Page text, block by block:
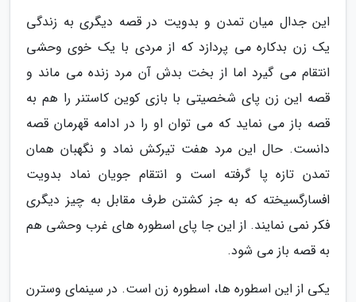
این جدال میان تمدن و بدویت در قصه دیگری به زندگی
یک زن بدکاره می پردازد که از مردی با یک خوی وحشی
انتقام می گیرد اما از بخت بدش آن مرد زنده می ماند و
قصه این زن پای شخصیتی با بازی کوین کاستنر را هم به
قصه باز می نماید که می توان او را در ادامه قهرمان قصه
دانست. حال این مرد هفت تیرکش نماد و نگهبان همان
تمدن تازه پا گرفته است و انتقام جویان نماد بدویت
افسارگسیخته که به جز کشتن طرف مقابل به چیز دیگری
فکر نمی نمایند. از این جا پای اسطوره های غرب وحشی هم
به قصه باز می شود.
یکی از این اسطوره ها، اسطوره زن است. در سینمای وسترن